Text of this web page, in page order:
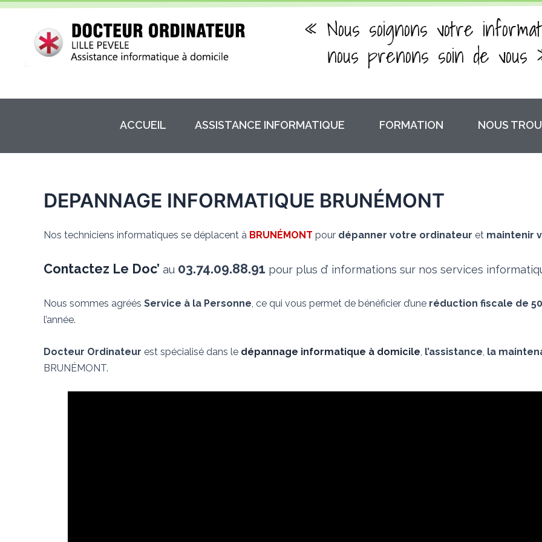
Aller
contenu
« Nous soignons votre
nous prenons soin de vous
ACCUEIL ASSISTANCE INFORMATIQUE FORMATION NOUS
DEPANNAGE INFORMATIQUE BRUNÉMONT
Nos techniciens informatiques se déplacent à BRUNÉMONT pour dépanner votre ordinateur et maintenir
Contactez Le Doc’ au 03.74.09.88.91 pour plus d’ informations sur nos services
Nous sommes agréés Service à la Personne, ce qui vous permet de bénéficier d’une réduction fiscale de
l’année.
Docteur Ordinateur est spécialisé dans le dépannage informatique à domicile l’assistance la
BRUNÉMONT.